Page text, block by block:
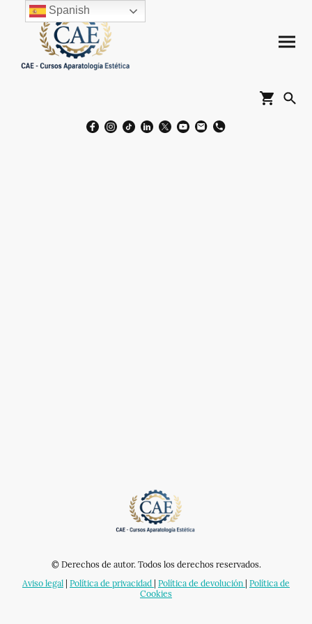
© Derechos de autor. Todos los derechos reservados.
Aviso legal
Política de privacidad Política de devolución Política de
Cookies
Spanish